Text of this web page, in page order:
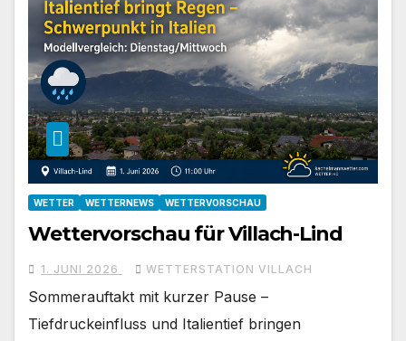
WETTER WETTERNEWS WETTERVORSCHAU
Wettervorschau für Villach-Lind
1. JUNI 2026 WETTERSTATION VILLACH
Sommerauftakt mit kurzer Pause –
Tiefdruckeinfluss und Italientief bringen